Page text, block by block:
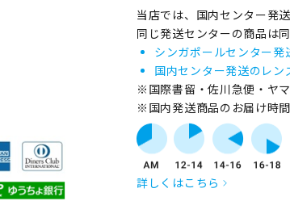
当店では、国内センター発
同じ発送センターの商品は同
シンガポールセンター発
国内センター発送のレン
※国際書留・佐川急便・ヤ
※国内発送商品のお届け時
詳しくはこちら